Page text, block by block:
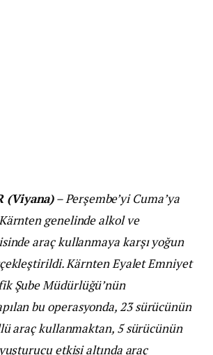
(Viyana)– Perşembe’yi Cuma’ya
genelinde alkol ve
araç kullanmaya karşı yoğun
Kärnten Eyalet Emniyet
Şube Müdürlüğü’nün
bu operasyonda, 23 sürücünün
araç kullanmaktan, 5 sürücünün
etkisi altında araç